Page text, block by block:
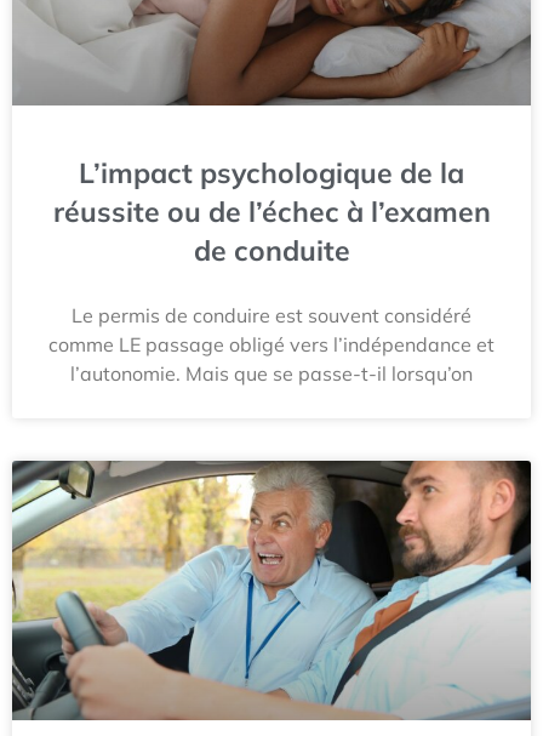
L’impact psychologique de la
réussite ou de l’échec à l’examen
de conduite
Le permis de conduire est souvent considéré
comme LE passage obligé vers l’indépendance et
l’autonomie. Mais que se passe-t-il lorsqu’on